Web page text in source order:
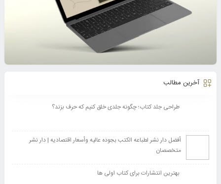
آخرین مطالب
طراحی جلد کتاب؛ چگونه جلدی خلق کنیم که حرف بزند؟
أفضل دار نشر لطباعه الکتب بجوده عالیه وأسعار اقتصادیه | دار نشر
متخصصان
بهترین انتشارات برای کتاب اولی ها